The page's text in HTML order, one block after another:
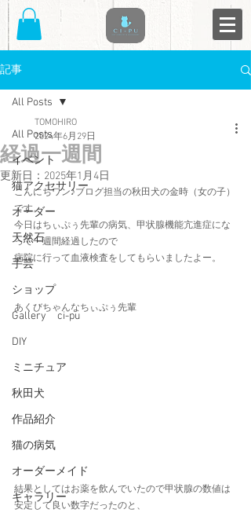
記事
All Posts
イベント
猫アクセサリー
オーダー
天然石
手芸
ショップ
Gallery ci-pu
DIY
ミニチュア
秋田犬
作品紹介
猫の病気
オーダーメイド
ギャラリー
All Posts
経過一週間
TOMOHIRO
2024年6月29日
更新日： 2025年1月4日
こんにちワン♪ブログ担当の秋田犬の金時（女の子）
です。
今日はちぃぷぅ先輩の病気、甲状腺機能亢進症にな
って一週間経過したので
病院に行って血液検査をしてもらいましたよー。
あくびちゃんなちぃぷぅ先輩
結果としてはお薬を飲んでいたので甲状腺の数値は
安定して良い数字だったのと、